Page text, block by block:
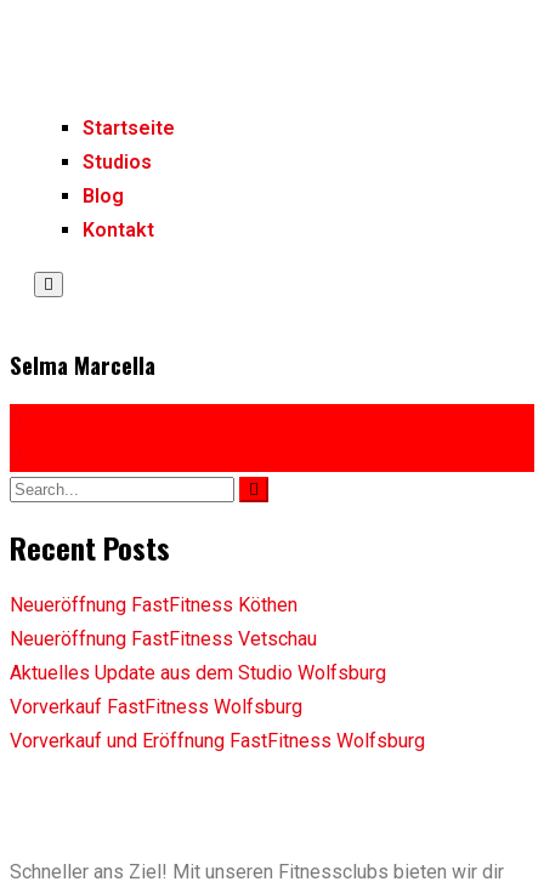
Startseite
Studios
Blog
Kontakt
Humberger
Toggle
Selma Marcella
Recent Posts
Neueröffnung FastFitness Köthen
Neueröffnung FastFitness Vetschau
Aktuelles Update aus dem Studio Wolfsburg
Vorverkauf FastFitness Wolfsburg
Vorverkauf und Eröffnung FastFitness Wolfsburg
Schneller ans Ziel! Mit unseren Fitnessclubs bieten wir dir